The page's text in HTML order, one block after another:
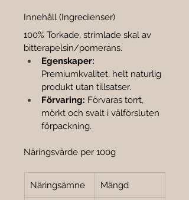
Innehåll (Ingredienser)
100% Torkade, strimlade skal av
bitterapelsin/pomerans.
Egenskaper:
Premiumkvalitet, helt naturlig
produkt utan tillsatser.
Förvaring: Förvaras torrt,
mörkt och svalt i välförsluten
förpackning.
Näringsvärde per 100g
Näringsämne Mängd